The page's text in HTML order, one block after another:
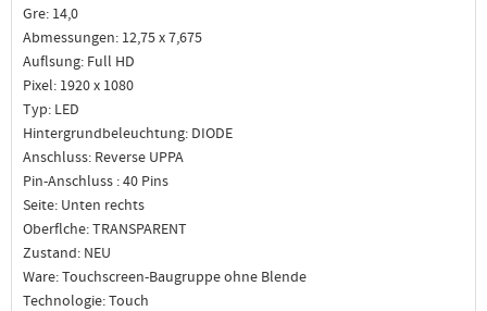
Gre: 14,0
Abmessungen: 12,75 x 7,675
Auflsung: Full HD
Pixel: 1920 x 1080
Typ: LED
Hintergrundbeleuchtung: DIODE
Anschluss: Reverse UPPA
Pin-Anschluss : 40 Pins
Seite: Unten rechts
Oberflche: TRANSPARENT
Zustand: NEU
Ware: Touchscreen-Baugruppe ohne Blende
Technologie: Touch